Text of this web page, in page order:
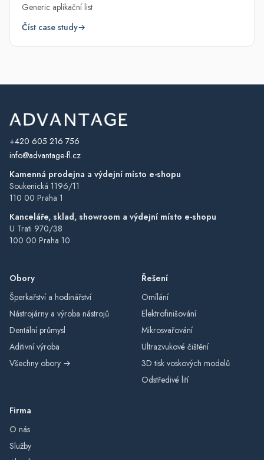
Generic aplikační list
Číst case study→
+420 605 216 756
info@advantage-fl.cz
Kamenná prodejna a výdejní místo e-shopu
Soukenická 1196/11
110 00 Praha 1
Kanceláře, sklad, showroom a výdejní místo e-shopu
U Trati 970/38
100 00 Praha 10
Obory
Šperkařství a hodinářství
Nástrojárny a výroba nástrojů
Dentální průmysl
Aditivní výroba
Všechny obory →
Řešení
Omílání
Elektrofinišování
Mikrosvařování
Ultrazvukové čištění
3D tisk voskových modelů
Odstředivé lití
Firma
O nás
Služby